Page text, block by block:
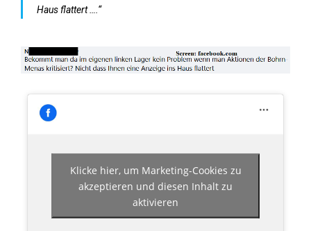
Haus flattert ….“
Klicke hier, um Marketing-Cookies zu
akzeptieren und diesen Inhalt zu
aktivieren